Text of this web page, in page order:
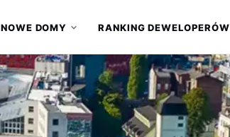
NOWE DOMY
▾ RANKING DEWELOPERÓW
▾